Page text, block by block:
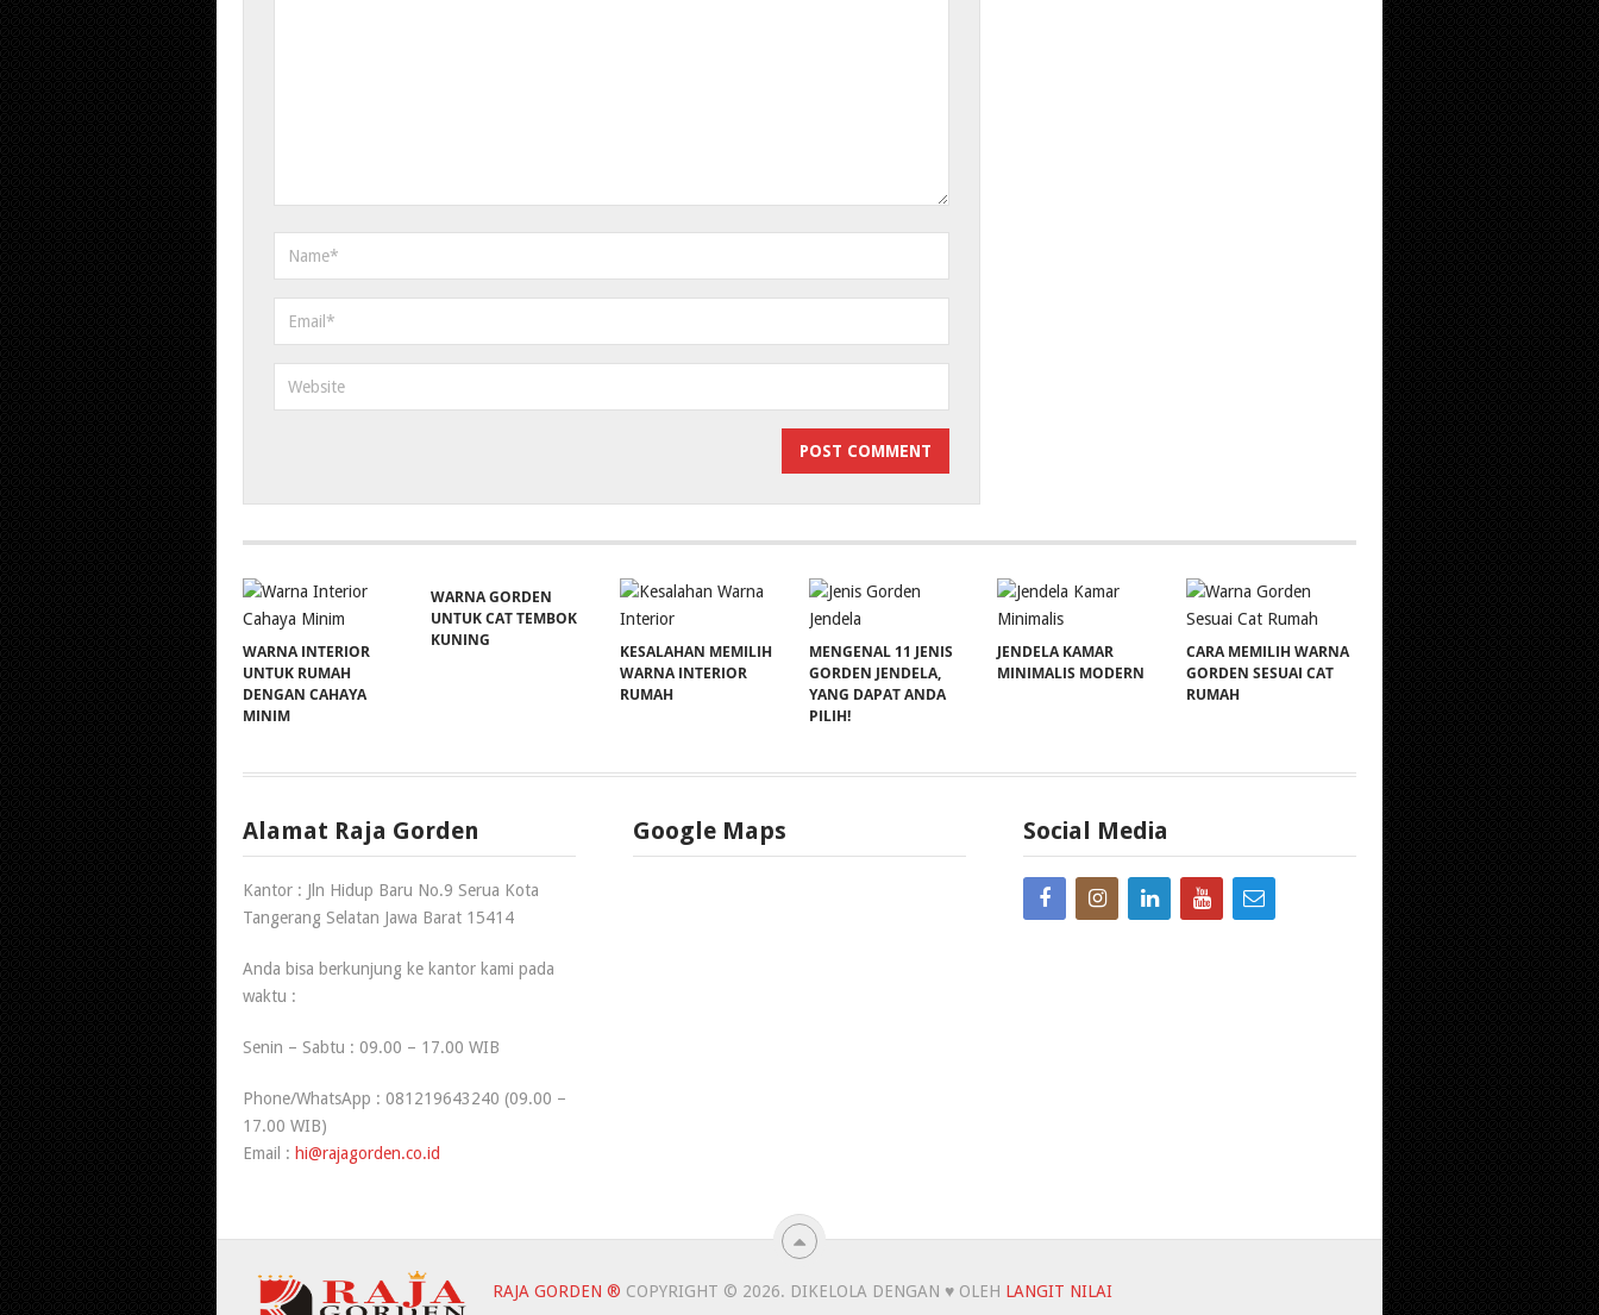
WARNA INTERIOR
UNTUK RUMAH
DENGAN CAHAYA
MINIM
WARNA GORDEN
UNTUK CAT TEMBOK
KUNING
KESALAHAN MEMILIH
WARNA INTERIOR
RUMAH
MENGENAL 11 JENIS
GORDEN JENDELA,
YANG DAPAT ANDA
PILIH!
JENDELA KAMAR
MINIMALIS MODERN
CARA MEMILIH WARNA
GORDEN SESUAI CAT
RUMAH
Alamat Raja Gorden
Kantor : Jln Hidup Baru No.9 Serua Kota
Tangerang Selatan Jawa Barat 15414
Anda bisa berkunjung ke kantor kami pada
waktu :
Senin – Sabtu : 09.00 – 17.00 WIB
Phone/WhatsApp : 081219643240 (09.00 –
17.00 WIB)
Email : hi@rajagorden.co.id
Google Maps Social Media
RAJA GORDEN ® COPYRIGHT © 2026. DIKELOLA DENGAN ♥ OLEH LANGIT NILAI